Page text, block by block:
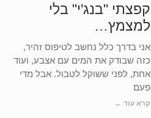
קפצתי "בנג'י" בלי
למצמץ…
אני בדרך כלל נחשב לטיפוס זהיר,
כזה שבודק את המים עם אצבע, ועוד
אחת, לפני ששוקל לטבול. אבל מדי
פעם
קרא עוד ←